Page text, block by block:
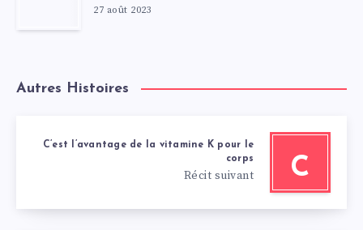
27 août 2023
Autres Histoires
C
C’est l’avantage de la vitamine K pour le
corps
Récit suivant